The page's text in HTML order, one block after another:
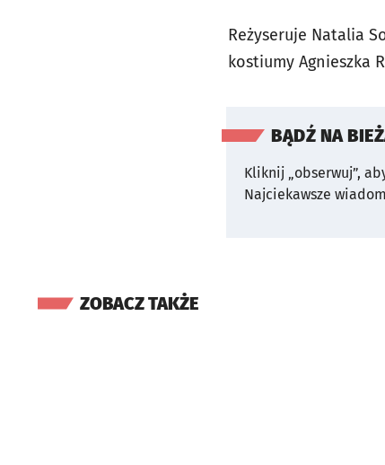
Reżyseruje Natalia
kostiumy Agnieszka
BĄDŹ NA
Kliknij „obserwuj”,
Najciekawsze
ZOBACZ TAKŻE